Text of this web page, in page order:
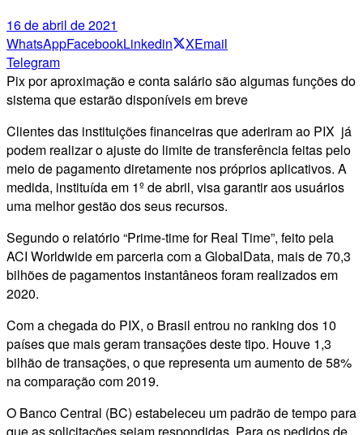
16 de abril de 2021
WhatsAppFacebookLinkedin XEmail
Telegram
Pix por aproximação e conta salário são algumas funções do
sistema que estarão disponíveis em breve
Clientes das instituições financeiras que aderiram ao PIX já
podem realizar o ajuste do limite de transferência feitas pelo
meio de pagamento diretamente nos próprios aplicativos. A
medida, instituída em 1º de abril, visa garantir aos usuários
uma melhor gestão dos seus recursos.
Segundo o relatório “Prime-time for Real Time”, feito pela
ACI Worldwide em parceria com a GlobalData, mais de 70,3
bilhões de pagamentos instantâneos foram realizados em
2020.
Com a chegada do PIX, o Brasil entrou no ranking dos 10
países que mais geram transações deste tipo. Houve 1,3
bilhão de transações, o que representa um aumento de 58%
na comparação com 2019.
O Banco Central (BC) estabeleceu um padrão de tempo para
que as solicitações sejam respondidas. Para os pedidos de